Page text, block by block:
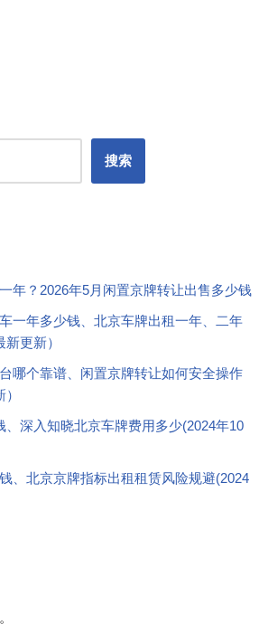
搜索
年？2026年5月闲置京牌转让出售多少钱
一年多少钱、北京车牌出租一年、二年
更新）
哪个靠谱、闲置京牌转让如何安全操作
、深入知晓北京车牌费用多少(2024年10
、北京京牌指标出租租赁风险规避(2024